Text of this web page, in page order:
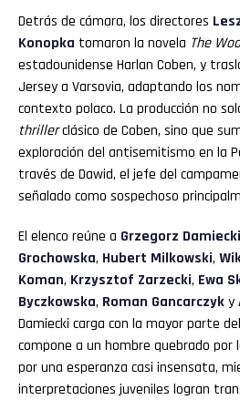
Detrás de cámara, los directores
Konopka tomaron la novela The
estadounidense Harlan Coben, y
Jersey a Varsovia, adaptando los
contexto polaco. La producción no
thrillerclásico de Coben, sino que
exploración del antisemitismo en la
través de Dawid, el jefe del
señalado como sospechoso
El elenco reúne a Grzegorz Damiecki
Grochowska, Hubert Milkowski,
Koman, Krzysztof Zarzecki, Ewa
Byczkowska, Roman Gancarczyky
Damiecki carga con la mayor parte
compone a un hombre quebrado por
por una esperanza casi insensata,
interpretaciones juveniles logran